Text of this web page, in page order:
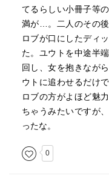
てるらしい小冊子等
満が…。二人のその
ロブが口にしたディ
た。ユウトを中途半
回し、女を抱きなが
ウトに追わせるだけ
ロブの方がよほど魅
ちゃうみたいですが
ったな。
0